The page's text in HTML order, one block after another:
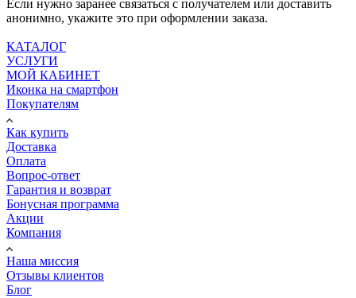
Если нужно заранее связаться с получателем или доставить
анонимно, укажите это при оформлении заказа.
КАТАЛОГ
УСЛУГИ
МОЙ КАБИНЕТ
Иконка на смартфон
Покупателям
Как купить
Доставка
Оплата
Вопрос-ответ
Гарантия и возврат
Бонусная программа
Акции
Компания
Наша миссия
Отзывы клиентов
Блог